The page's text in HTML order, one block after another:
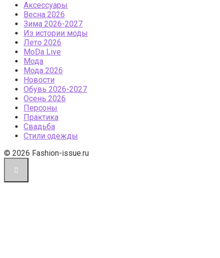
Аксессуары
Весна 2026
Зима 2026-2027
Из истории моды
Лето 2026
МоDа Live
Мода
Мода 2026
Новости
Обувь 2026-2027
Осень 2026
Персоны
Практика
Свадьба
Стили одежды
© 2026 Fashion-issue.ru